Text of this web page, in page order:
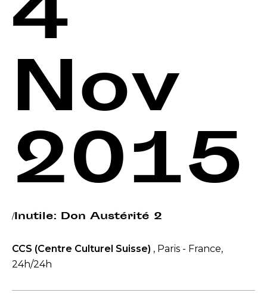
4
Nov
2015
/Inutile: Don Austérité 2
CCS (Centre Culturel Suisse) , Paris - France,
24h/24h